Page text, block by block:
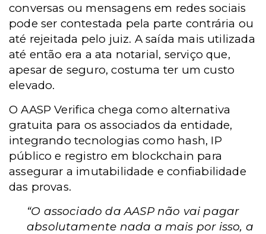
conversas ou mensagens em redes sociais
pode ser contestada pela parte contrária ou
até rejeitada pelo juiz. A saída mais utilizada
até então era a ata notarial, serviço que,
apesar de seguro, costuma ter um custo
elevado.
O AASP Verifica chega como alternativa
gratuita para os associados da entidade,
integrando tecnologias como hash, IP
público e registro em blockchain para
assegurar a imutabilidade e confiabilidade
das provas.
“O associado da AASP não vai pagar
absolutamente nada a mais por isso, a